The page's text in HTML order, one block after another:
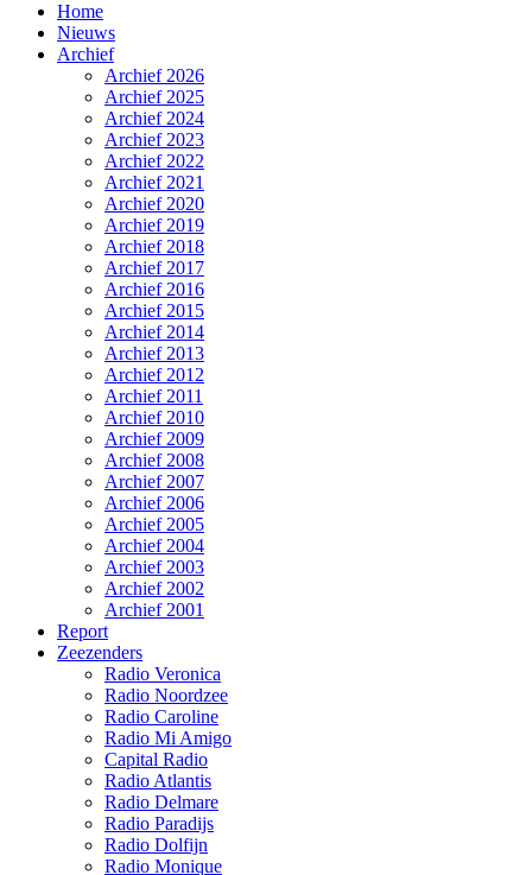
Home
Nieuws
Archief
Archief 2026
Archief 2025
Archief 2024
Archief 2023
Archief 2022
Archief 2021
Archief 2020
Archief 2019
Archief 2018
Archief 2017
Archief 2016
Archief 2015
Archief 2014
Archief 2013
Archief 2012
Archief 2011
Archief 2010
Archief 2009
Archief 2008
Archief 2007
Archief 2006
Archief 2005
Archief 2004
Archief 2003
Archief 2002
Archief 2001
Report
Zeezenders
Radio Veronica
Radio Noordzee
Radio Caroline
Radio Mi Amigo
Capital Radio
Radio Atlantis
Radio Delmare
Radio Paradijs
Radio Dolfijn
Radio Monique